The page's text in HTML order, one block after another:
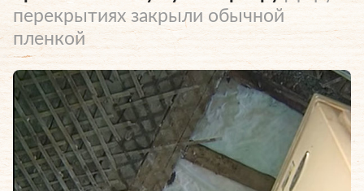
перекрытиях закрыли обычной
пленкой